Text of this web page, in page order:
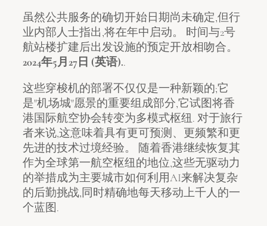
虽然公共服务的确切开始日期尚未确定,但行
业内部人士指出,将在年中启动。 时间与2号
航站楼扩建后出发设施的预定开放相吻合。
2024年5月27日 (英语)..
这些穿梭机的部署不仅仅是一种新颖的;它
是"机场城"愿景的重要组成部分,它试图将香
港国际航空协会转变为多模式枢纽. 对于旅行
者来说,这意味着具有更可预测、更频繁和更
先进的技术过境经验。 随着香港继续恢复其
作为全球第一航空枢纽的地位,这些无驱动力
的举措成为主要城市如何利用AI来解决复杂
的后勤挑战,同时精确地每天移动上千人的一
个蓝图.